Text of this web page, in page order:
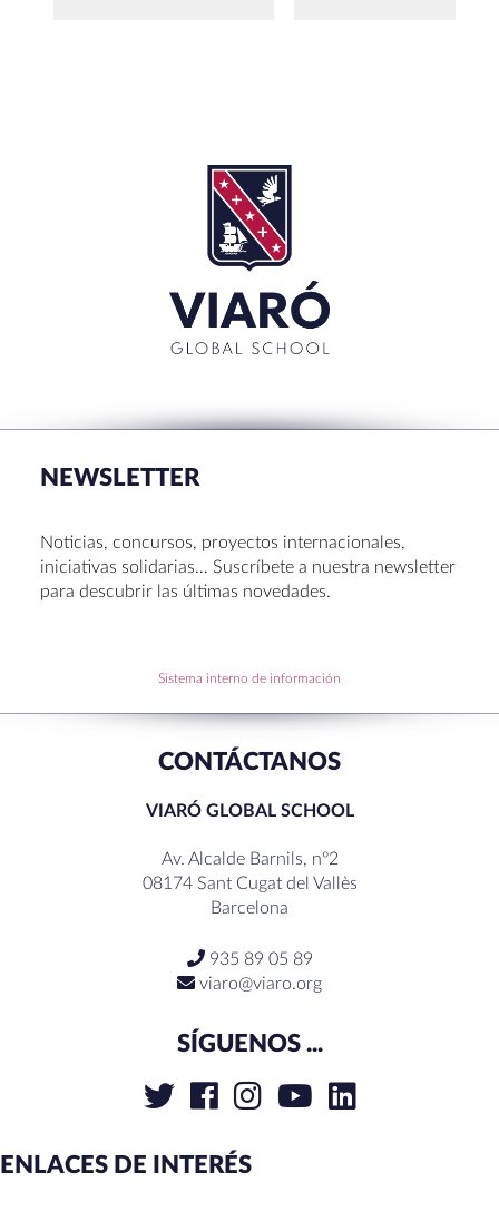
La Muestra de Artes 2026: creatividad, música y
Congreso UNIV 2026
Hábitos saludables: 8 consejos prácticos para
disfrutar la Navidad.
RECENT COMMENTS
NEWSLETTER
Noticias, concursos, proyectos internacionales,
iniciativas solidarias… Suscríbete a nuestra newsletter
para descubrir las últimas novedades.
Sistema interno de información
CONTÁCTANOS
VIARÓ GLOBAL SCHOOL
Av. Alcalde Barnils, nº2
08174 Sant Cugat del Vallès
Barcelona
935 89 05 89
viaro@viaro.org
SÍGUENOS ...
ENLACES DE INTERÉS